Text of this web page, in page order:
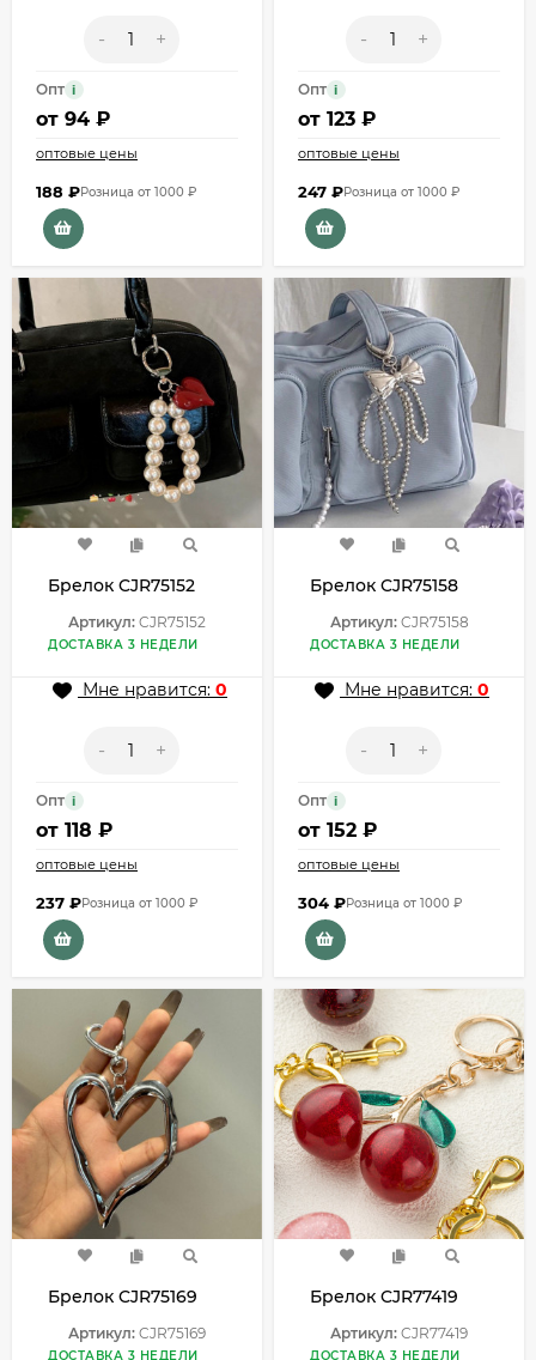
- +
Опт i
от 94 ₽
оптовые цены
188 ₽Розница от 1000 ₽
- +
Опт i
от 123 ₽
оптовые цены
247 ₽Розница от 1000 ₽
Брелок CJR75152
Артикул: CJR75152
ДОСТАВКА 3 НЕДЕЛИ
Мне нравится: 0
- +
Опт i
от 118 ₽
оптовые цены
237 ₽Розница от 1000 ₽
Брелок CJR75158
Артикул:CJR75158
ДОСТАВКА 3 НЕДЕЛИ
Мне нравится: 0
- +
Опт i
от 152 ₽
оптовые цены
304 ₽Розница от 1000 ₽
Брелок CJR75169
Артикул: CJR75169
ДОСТАВКА 3 НЕДЕЛИ
Брелок CJR77419
Артикул: CJR77419
ДОСТАВКА 3 НЕДЕЛИ